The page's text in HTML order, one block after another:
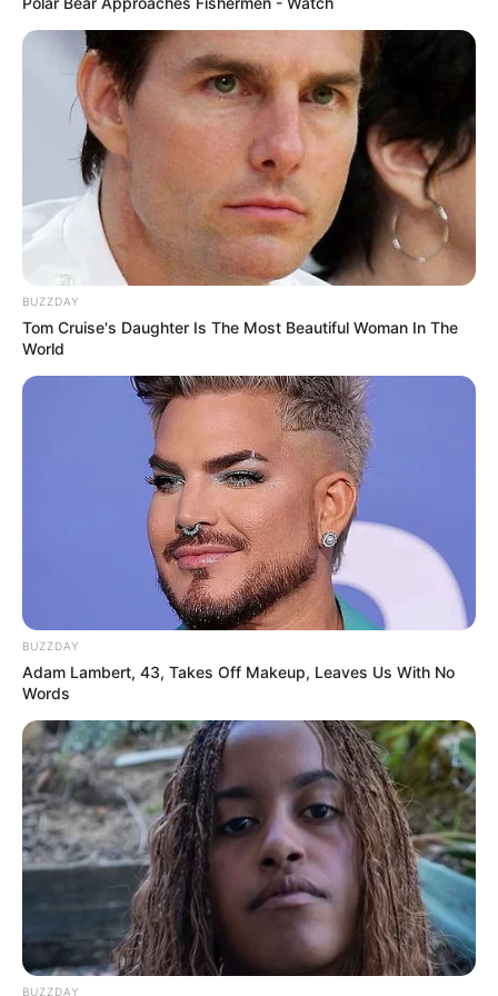
DDR-Museen
Museen und Erinnerungsstätten der DDR-Grenze
Dinosaurierausstellungen und Urzeittiere
Eisenbahnmuseen
Filmmuseen und Filmparks
Modelleisenbahnausstellungen
Museumseisenbahnen und Dampflokfahrten
Technikmuseen und Luftfahrtausstellungen
Höhlen und Besucherbergwerke
Parkanlagen mit Miniaturausstellungen
Archäologische Museen und Ausstellungen
Erlebnisausflüge
Eintrittskarten für beliebte
Sehenswürdigkeiten und Museen im Internet
erworben
werden, um Warteschlangen zu vermeiden, sowie
Bücher
über Museen in Deutschlandvon Amazon.de.
Weitere Vorschläge, Informationen, Ideen und
Tipps:
Hier können kostenlosVeranstaltungen ohne Log-in-
Zwangeingetragen werden.
Im Juni blüht die Königin der Blumen am schönsten. Dann
lohnt sich ein Besuch in einem derschönsten
Rosengärten Deutschlands
Mit einer Gesamthöhe von 10,21 Metern ist derBremer
die größte frei stehende Skulptur in Deutschland
aus derZeit des Mittelalters
BUZZDAY
Tom Cruise's Daughter Is The Most Beautiful Woman In The
World
BUZZDAY
Adam Lambert, 43, Takes Off Makeup, Leaves Us With No
Words
BUZZDAY